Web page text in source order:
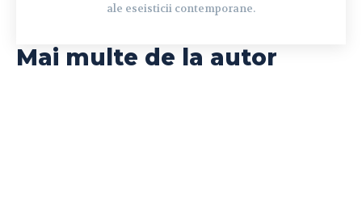
ale eseisticii contemporane.
Mai multe de la autor